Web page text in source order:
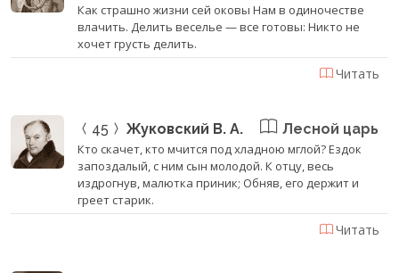
Как страшно жизни сей оковы Нам в одиночестве
влачить. Делить веселье — все готовы: Никто не
хочет грусть делить.
Читать
45 Жуковский В. А. Лесной царь
Кто скачет, кто мчится под хладною мглой? Ездок
запоздалый, с ним сын молодой. К отцу, весь
издрогнув, малютка приник; Обняв, его держит и
греет старик.
Читать